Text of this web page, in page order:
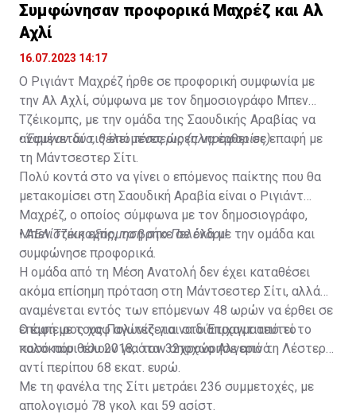
Συμφώνησαν προφορικά Μαχρέζ και Αλ
Αχλί
16.07.2023 14:17
Ο Ριγιάντ Μαχρέζ ήρθε σε προφορική συμφωνία με
την Αλ Αχλί, σύμφωνα με τον δημοσιογράφο Μπεν
Τζέικομπς, με την ομάδα της Σαουδικής Αραβίας να
αναμένεται τις επόμενες ώρες να έρθει σε επαφή με
τη Μάντσεστερ Σίτι.
•Έφυγαν δύο, θέλει τέσσερις (πληροφορίες)
Πολύ κοντά στο να γίνει ο επόμενος παίκτης που θα
μετακομίσει στη Σαουδική Αραβία είναι ο Ριγιάντ
Μαχρέζ, ο οποίος σύμφωνα με τον δημοσιογράφο,
Μπεν Τζέικομπς, τα βρήκε σε όλα με την ομάδα και
συμφώνησε προφορικά.
•ΑΕΛίστικη εξόρμηση στο Πελένδρι!
Η ομάδα από τη Μέση Ανατολή δεν έχει καταθέσει
ακόμα επίσημη πρόταση στη Μάντσεστερ Σίτι, αλλά
αναμένεται εντός των επόμενων 48 ωρών να έρθει σε
επαφή με τους Πολίτες για να διαπραγματευτεί το
ποσό που θέλουν για τον 32χρονο Αλγερινό.
Ο έμπειρος χαφ αγωνίζεται στο Έτιχαντ από το
καλοκαίρι του 2018, όταν αποχώρησε από τη Λέστερ
αντί περίπου 68 εκατ. ευρώ.
Με τη φανέλα της Σίτι μετράει 236 συμμετοχές, με
απολογισμό 78 γκολ και 59 ασίστ.